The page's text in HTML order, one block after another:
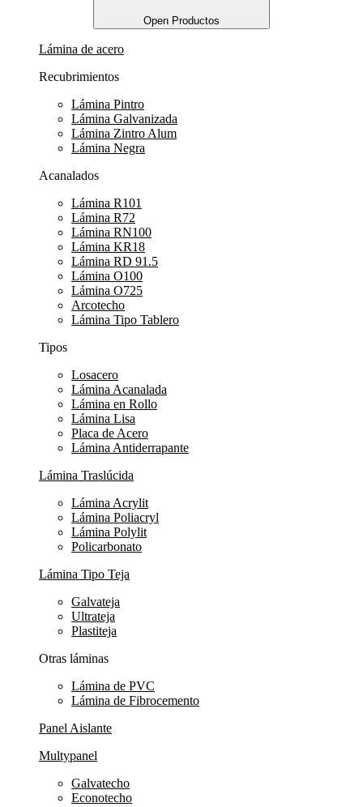
Open Productos
Lámina de acero
Recubrimientos
Lámina Pintro
Lámina Galvanizada
Lámina Zintro Alum
Lámina Negra
Acanalados
Lámina R101
Lámina R72
Lámina RN100
Lámina KR18
Lámina RD 91.5
Lámina O100
Lámina O725
Arcotecho
Lámina Tipo Tablero
Tipos
Losacero
Lámina Acanalada
Lámina en Rollo
Lámina Lisa
Placa de Acero
Lámina Antiderrapante
Lámina Traslúcida
Lámina Acrylit
Lámina Poliacryl
Lámina Polylit
Policarbonato
Lámina Tipo Teja
Galvateja
Ultrateja
Plastiteja
Otras láminas
Lámina de PVC
Lámina de Fibrocemento
Panel Aislante
Multypanel
Galvatecho
Econotecho